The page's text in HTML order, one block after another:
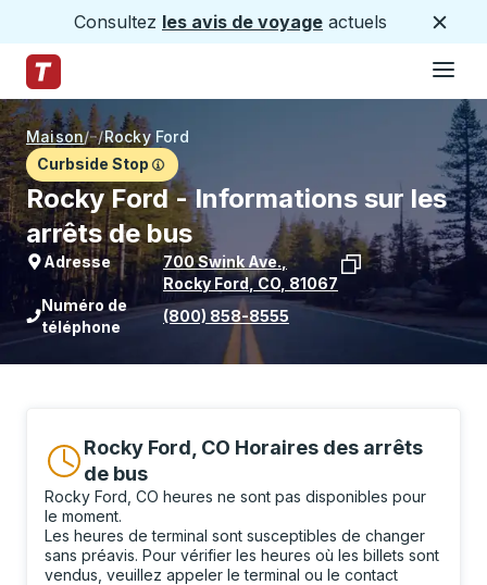
Consultez les avis de voyage actuels
Page d'accueil des sentiers
Maison/ /Rocky Ford
Curbside Stop
Rocky Ford - Informations sur les
arrêts de bus
Adresse 700 Swink Ave.,
Rocky Ford,CO 81067
Voir l'emplacement de l'arrêt sur
Numéro de
téléphone
(800) 858-8555
Rocky Ford, CO Horaires des arrêts
de bus
Rocky Ford, CO heures ne sont pas disponibles pour
le moment.
Les heures de terminal sont susceptibles de changer
sans préavis. Pour vérifier les heures où les billets sont
vendus, veuillez appeler le terminal ou le contact